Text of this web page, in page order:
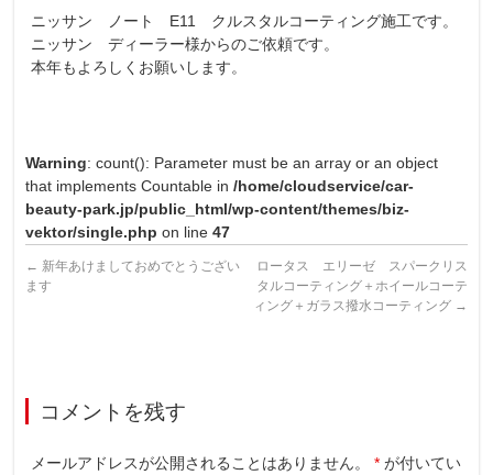
ニッサン ノート E11 クルスタルコーティング施工です。
ニッサン ディーラー様からのご依頼です。
本年もよろしくお願いします。
Warning: count(): Parameter must be an array or an object
that implements Countable in/home/cloudservice/car-
beauty-park.jp/public_html/wp-content/themes/biz-
vektor/single.php on line47
← 新年あけましておめでとうござい
ます
ロータス エリーゼ スパークリス
タルコーティング＋ホイールコーテ
ィング＋ガラス撥水コーティング →
コメントを残す
メールアドレスが公開されることはありません。 * が付いてい